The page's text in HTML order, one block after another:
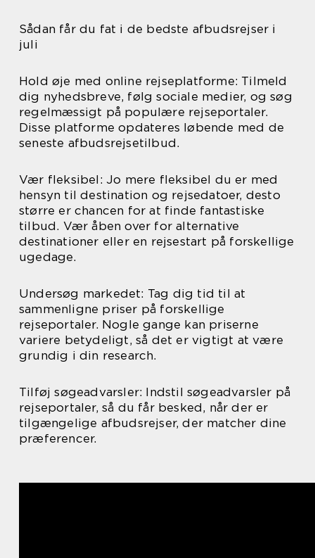
Sådan får du fat i de bedste afbudsrejser i
juli
Hold øje med online rejseplatforme: Tilmeld
dig nyhedsbreve, følg sociale medier, og søg
regelmæssigt på populære rejseportaler.
Disse platforme opdateres løbende med de
seneste afbudsrejsetilbud.
Vær fleksibel: Jo mere fleksibel du er med
hensyn til destination og rejsedatoer, desto
større er chancen for at finde fantastiske
tilbud. Vær åben over for alternative
destinationer eller en rejsestart på forskellige
ugedage.
Undersøg markedet: Tag dig tid til at
sammenligne priser på forskellige
rejseportaler. Nogle gange kan priserne
variere betydeligt, så det er vigtigt at være
grundig i din research.
Tilføj søgeadvarsler: Indstil søgeadvarsler på
rejseportaler, så du får besked, når der er
tilgængelige afbudsrejser, der matcher dine
præferencer.